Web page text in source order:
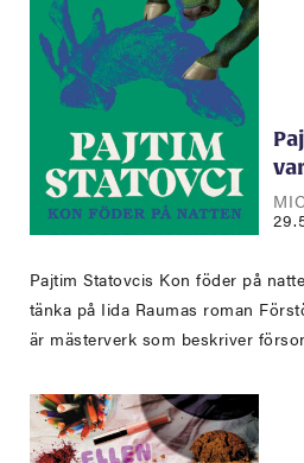
Pajtim Statovcis Kon föder på
tänka på Iida Raumas roman
är mästerverk som beskriver